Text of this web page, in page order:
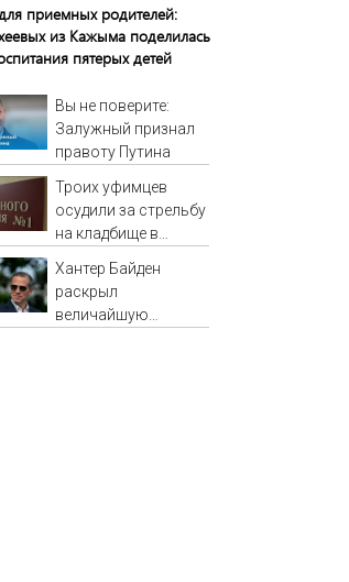
приемных родителей:
из Кажыма поделилась
пятерых детей
Вы не поверите:
Залужный признал
правоту Путина
Троих уфимцев
осудили за стрельбу
на кладбище в
Хантер Байден
раскрыл
величайшую